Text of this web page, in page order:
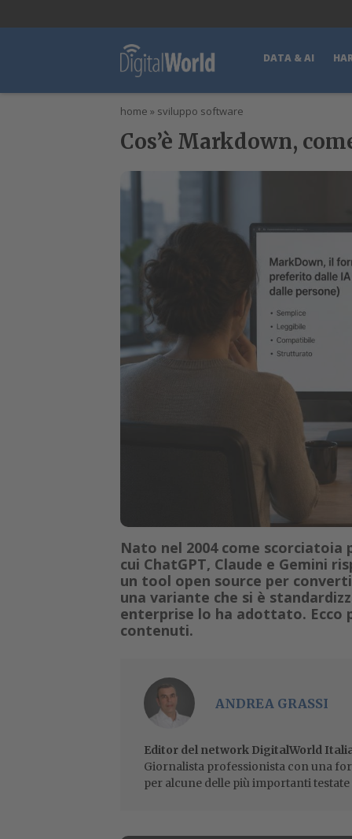
DATA & AI
home » sviluppo software
Cos’è Markdown,
Nato nel 2004 come
cui ChatGPT, Claude e Gemini
un tool open source per
una variante che si è
enterprise lo ha adottato. Ecco
contenuti.
ANDREA GRASSI
Editor del network DigitalWorld
Giornalista professionista con una
per alcune delle più importanti